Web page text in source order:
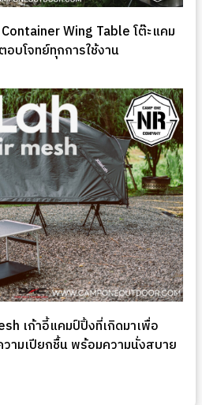
Container Wing Table โต๊ะแคม
บโจทย์ทุกการใช้งาน
เก้าอี้แคมป์ปิ้งที่เกิดมาเพื่อ
ามเปียกชื้น พร้อมความนั่งสบาย